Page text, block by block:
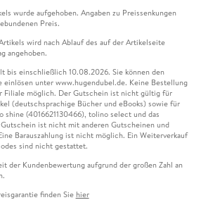
wurde aufgehoben. Angaben zu Preissenkungen
Preis.
wird nach Ablauf des auf der Artikelseite
angehoben.
bis einschließlich 10.08.2026. Sie können den
unter www.hugendubel.de. Keine Bestellung
Filiale möglich. Der Gutschein ist nicht gültig für
(deutschsprachige Bücher und eBooks) sowie für
shine (4016621130466), tolino select und das
ist nicht mit anderen Gutscheinen und
Barauszahlung ist nicht möglich. Ein Weiterverkauf
sind nicht gestattet.
der Kundenbewertung aufgrund der großen Zahl an
finden Sie hier